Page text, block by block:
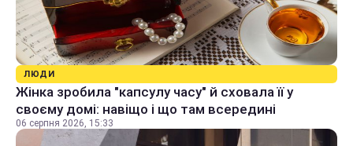
ЛЮДИ
Жінка зробила "капсулу часу" й сховала її у
своєму домі: навіщо і що там всередині
06 серпня 2026, 15:33